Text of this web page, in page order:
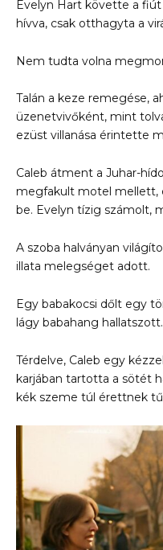
Evelyn Hart követte a
hívva, csak otthagyta a
Nem tudta volna
Talán a keze remegése,
üzenetvivőként, mint
ezüst villanása érintette
Caleb átment a Juhar-
megfakult motel mellett,
be. Evelyn tízig számolt,
A szoba halványan
illata melegséget adott.
Egy babakocsi dőlt egy
lágy babahang hallatszott.
Térdelve, Caleb egy
karjában tartotta a sötét
kék szeme túl érettnek